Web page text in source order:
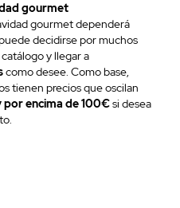
gourmet
gourmet dependerá
decidirse por muchos
y llegar a
como desee. Como base,
tienen precios que oscilan
encima de 100€si desea